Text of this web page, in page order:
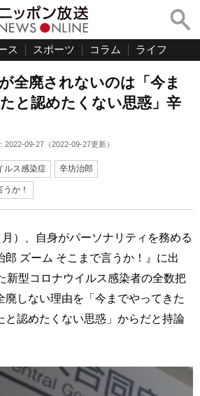
ス スポーツ コラム ライフ
全廃されないのは「今ま
と認めたくない思惑」辛
2022-09-27 （2022-09-27更新）
ルス感染症 辛坊治郎
か！
）、自身がパーソナリティを務める
郎 ズーム そこまで言うか！』に出
新型コロナウイルス感染者の全数把
廃しない理由を「今までやってきた
と認めたくない思惑」からだと持論